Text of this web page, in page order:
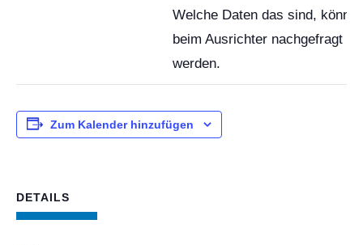
Welche Daten das sind,
beim Ausrichter nachgefragt
werden.
Zum Kalender hinzufügen
DETAILS